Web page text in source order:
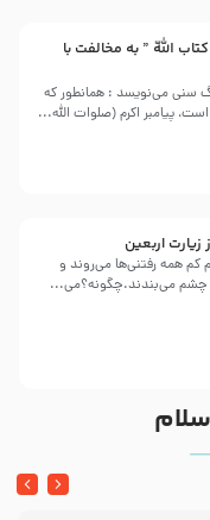
اللّه ” به مخالفت با
خفاجی مصری عالم بزرگ سنی می‌نویسد : همانطور که
پیامبر اکرم (صلوات اللّه...
اربعین
کم همه رفتنی‌ها می‌روند و
چشم می‌بندند.چگونه؟می‌...